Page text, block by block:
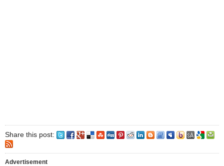
Share this post:
Advertisement